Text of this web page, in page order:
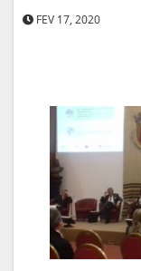
FEV 17, 2020